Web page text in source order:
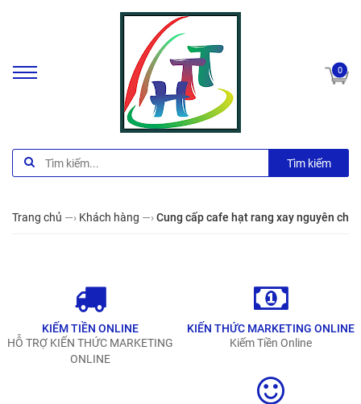
0
Tìm kiếm
Trang chủ —› Khách hàng —›Cung cấp cafe hạt rang xay nguyên
KIẾM TIỀN ONLINE
HỖ TRỢ KIẾN THỨC MARKETING
ONLINE
KIẾN THỨC MARKETING ONLINE
Kiếm Tiền Online